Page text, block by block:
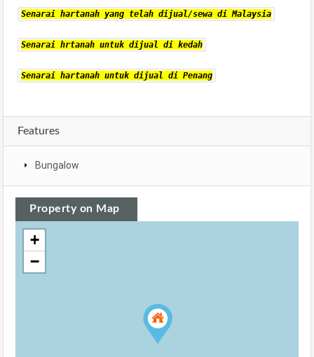
Senarai hartanah yang telah dijual/sewa di Malaysia
Senarai hrtanah untuk dijual di kedah
Senarai hartanah untuk dijual di Penang
Features
Bungalow
Property on Map
+
−